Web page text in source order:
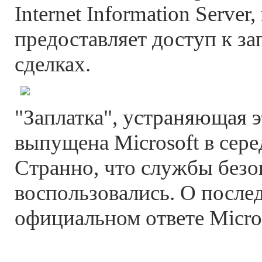
Internet Information Server,
предоставляет доступ к
сделках.
"Заплатка", устраняющая
выпущена Microsoft в
Странно, что службы
воспользовались. О
официальном ответе